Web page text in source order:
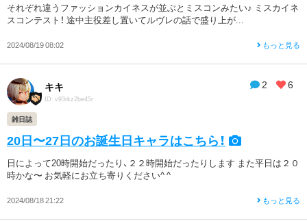
それぞれ違うファッションカイネスが並ぶとミスコンみたい♪ ミスカイネ
スコンテスト！ 途中主役差し置いてルヴレの話で盛り上が...
2024/08/19 08:02 もっと見る
2 6
キキ
ID: v93rkz2be45r
雑日誌
20日〜27日のお誕生日キャラはこちら！
日によって20時開始だったり、２２時開始だったりします また平日は２０
時かな〜 お気軽にお立ち寄りください^ ^
2024/08/18 21:22 もっと見る